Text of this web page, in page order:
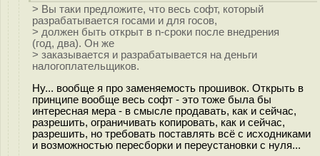
> Вы таки предложите, что весь софт, который
разрабатывается госами и для госов,
> должен быть открыт в n-сроки после внедрения
(год, два). Он же
> заказывается и разрабатывается на деньги
налогоплательщиков.
Ну... вообще я про заменяемость прошивок. Открыть в
принципе вообще весь софт - это тоже была бы
интересная мера - в смысле продавать, как и сейчас,
разрешить, ограничивать копировать, как и сейчас,
разрешить, но требовать поставлять всё с исходниками
и возможностью пересборки и переустановки с нуля...